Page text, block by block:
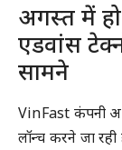
अगस्त में
एडवांस
सामने
VinFast कंपनी
लॉन्च करने जा